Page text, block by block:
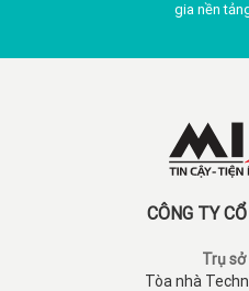
gia nền
CÔNG TY
Trụ sở
Tòa nhà